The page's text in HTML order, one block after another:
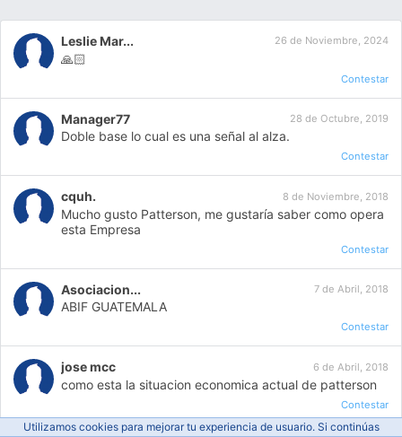
Leslie Mar... 26 de Noviembre, 2024
🙏🏻
Contestar
Manager77 28 de Octubre, 2019
Doble base lo cual es una señal al alza.
Contestar
cquh. 8 de Noviembre, 2018
Mucho gusto Patterson, me gustaría saber como opera
esta Empresa
Contestar
Asociacion... 7 de Abril, 2018
ABIF GUATEMALA
Contestar
jose mcc 6 de Abril, 2018
como esta la situacion economica actual de patterson
Contestar
Utilizamos cookies para mejorar tu experiencia de usuario. Si continúas